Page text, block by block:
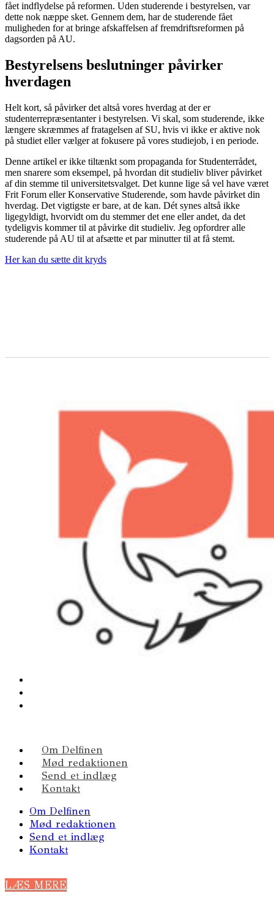
fået indflydelse på reformen. Uden studerende i bestyrelsen, var
dette nok næppe sket. Gennem dem, har de studerende fået
muligheden for at bringe afskaffelsen af fremdriftsreformen på
dagsorden på AU.
Bestyrelsens beslutninger påvirker
hverdagen
Helt kort, så påvirker det altså vores hverdag at der er
studenterrepræsentanter i bestyrelsen. Vi skal, som studerende, ikke
længere skræmmes af fratagelsen af SU, hvis vi ikke er aktive nok
på studiet eller vælger at fokusere på vores studiejob, i en periode.
Denne artikel er ikke tiltænkt som propaganda for Studenterrådet,
men snarere som eksempel, på hvordan dit studieliv bliver påvirket
af din stemme til universitetsvalget. Det kunne lige så vel have været
Frit Forum eller Konservative Studerende, som havde påvirket din
hverdag. Det vigtigste er bare, at de kan. Dét synes altså ikke
ligegyldigt, hvorvidt om du stemmer det ene eller andet, da det
tydeligvis kommer til at påvirke dit studieliv. Jeg opfordrer alle
studerende på AU til at afsætte et par minutter til at få stemt.
Her kan du sætte dit kryds
Om Delfinen
Mød redaktionen
Send et indlæg
Kontakt
Om Delfinen
Mød redaktionen
Send et indlæg
Kontakt
LÆS MERE